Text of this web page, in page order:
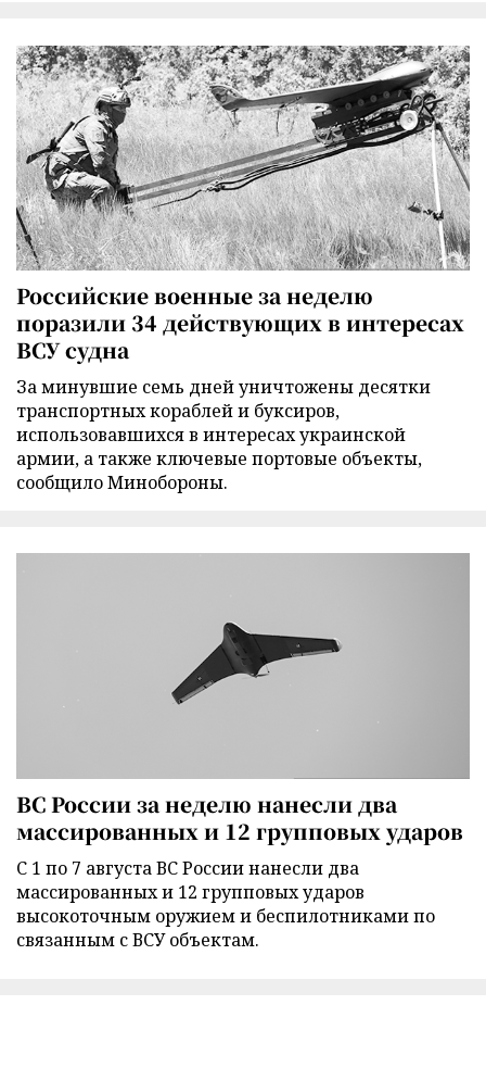
Российские военные за неделю
поразили 34 действующих в интересах
ВСУ судна
За минувшие семь дней уничтожены десятки
транспортных кораблей и буксиров,
использовавшихся в интересах украинской
армии, а также ключевые портовые объекты,
сообщило Минобороны.
ВС России за неделю нанесли два
массированных и 12 групповых ударов
С 1 по 7 августа ВС России нанесли два
массированных и 12 групповых ударов
высокоточным оружием и беспилотниками по
связанным с ВСУ объектам.